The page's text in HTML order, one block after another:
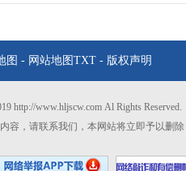
图 - 网站地图 TXT- 版权声明
http://www.hljscw.com Al Rights Reserved.
容，请联系我们，本网站将立即予以删除